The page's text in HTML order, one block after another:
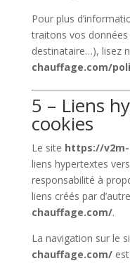
Pour plus
traitons vos
destinataire…), lisez
chauffage.com/
5 – Liens
cookies
Le site https://
liens hypertextes
responsabilité à
liens créés par
chauffage.com/.
La navigation sur le
chauffage.com/est